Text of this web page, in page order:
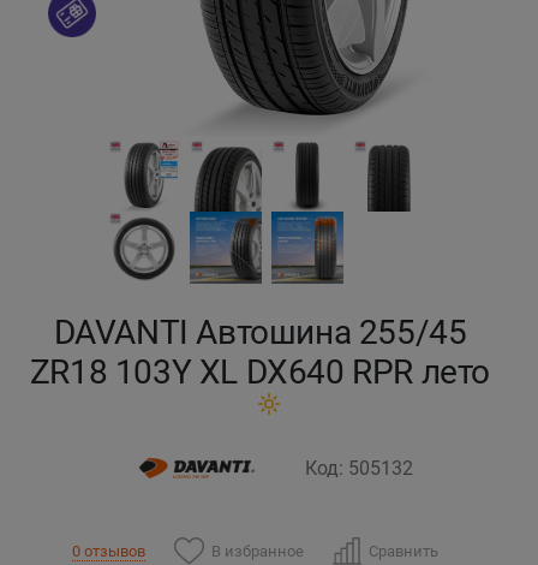
DAVANTI Автошина 255/45
ZR18 103Y XL DX640 RPR лето
Код: 505132
0 отзывов В избранное Сравнить
Кокшетау
Кызылорда
Павлодар
Петропавловск
Семей